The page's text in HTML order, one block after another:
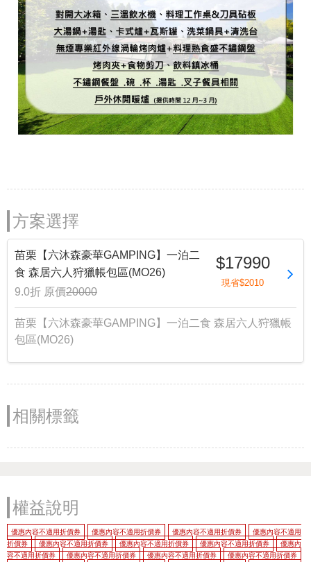
方案選擇
苗栗【六沐森豪華GAMPING】一泊二
食 森居六人狩獵帳包區(MO26)
9.0折 原價20000
$17990
現省$2010
苗栗【六沐森豪華GAMPING】一泊二食 森居六人狩獵帳
包區(MO26)
相關標籤
權益說明
優惠內容不適用折價券 優惠內容不適用折價券 優惠內容不適用折價券
優惠內容不適用
折價券
優惠內容不適用折價券 優惠內容不適用折價券 優惠內容不適用折價券
優惠內
容不適用折價券
優惠內容不適用折價券 優惠內容不適用折價券
優惠內容不適用折價券